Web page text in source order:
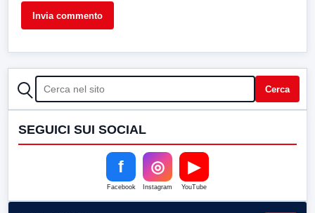
CERCA Cerca
SEGUICI SUI SOCIAL
f
Facebook
◎
Instagram
▶
YouTube